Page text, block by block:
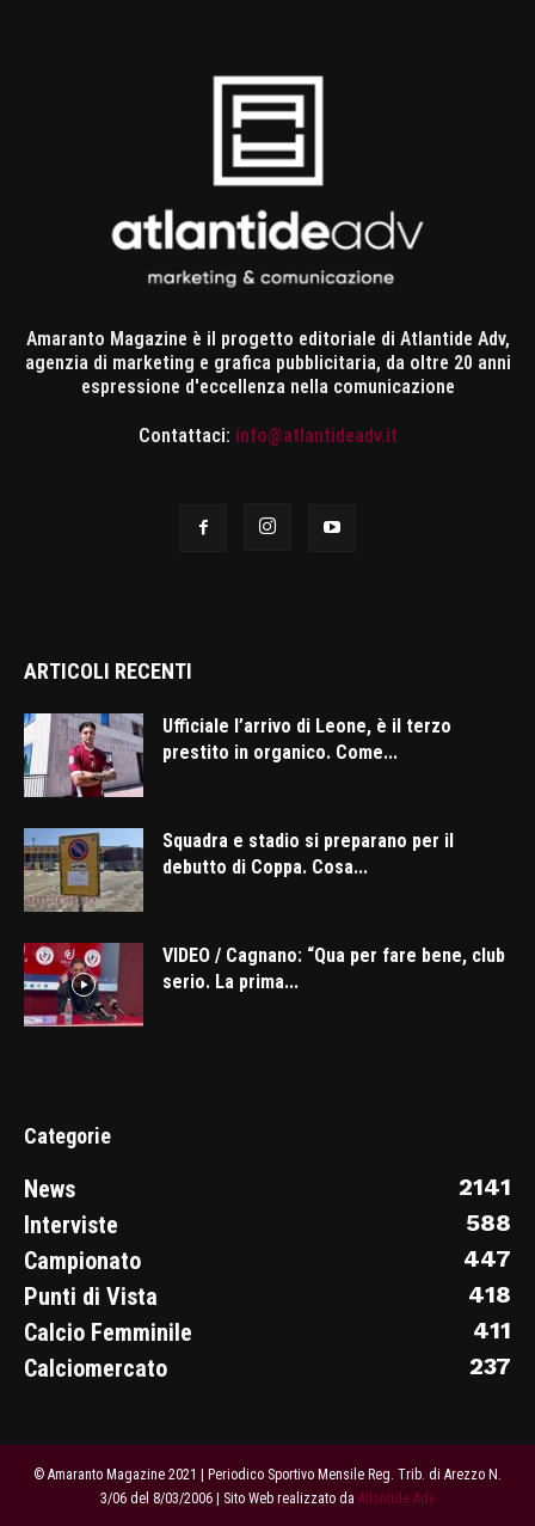
Amaranto Magazine è il progetto editoriale di Atlantide Adv,
agenzia di marketing e grafica pubblicitaria, da oltre 20 anni
espressione d'eccellenza nella comunicazione
Contattaci: info@atlantideadv.it
ARTICOLI RECENTI
Ufficiale l’arrivo di Leone, è il terzo
prestito in organico. Come...
Squadra e stadio si preparano per il
debutto di Coppa. Cosa...
VIDEO / Cagnano: “Qua per fare bene, club
serio. La prima...
Categorie
News
2141
Interviste
588
Campionato
447
Punti di Vista
418
Calcio Femminile
411
Calciomercato
237
© Amaranto Magazine 2021 | Periodico Sportivo Mensile Reg. Trib. di Arezzo N.
3/06 del 8/03/2006 | Sito Web realizzato da Atlantide Adv